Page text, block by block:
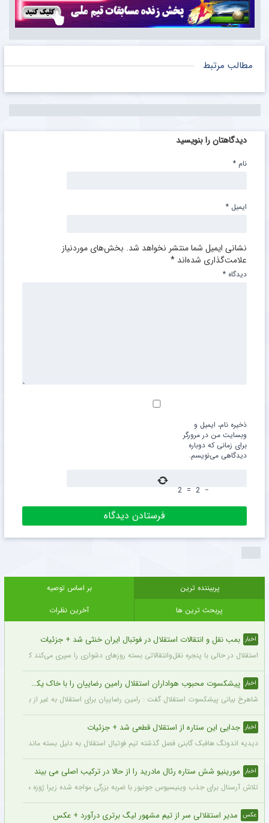
مطالب مرتبط
دیدگاهتان را بنویسید
نشانی ایمیل شما منتشر نخواهد شد. بخش‌های موردنیاز
علامت‌گذاری شده‌اند *
دیدگاه *
نام *
ایمیل *
ذخیره نام، ایمیل و
وبسایت من در مرورگر
برای زمانی که دوباره
دیدگاهی می‌نویسم.
−
2
=
2
پربیننده ترین
بر اساس توصیه
پربحث ترین ها
آخرین نظرات
اخبار بمب نقل و انتقالات استقلال در فوتبال ایران خنثی شد + جزئیات
استقلال در حالی با پنجره نقل‌وانتقالاتی بسته روزهای دشواری را سپری می‌کند که در
اخبار پیشکسوت محبوب هواداران استقلال رامین رضاییان را با خاک یکسان کرد + جزئیات
شاهرخ بیانی پیشکسوت استقلال گفت : رامین رضاییان برای استقلال به غیر از بازار
اخبار جدایی این ستاره از استقلال قطعی شد + جزئیات
دیدیه اندونگ هافبک گابنی فصل گذشته تیم فوتبال استقلال به دلیل بسته ماندن پنجره
اخبار مورینیو شش ستاره رئال مادرید را از حالا در ترکیب اصلی می بیند
تلاش آرسنال برای جذب وینیسیوس جونیور با ضربه بزرگی مواجه شده زیرا ژوزه مورینیو او را یک
عکس مدیر استقلالی سر از تیم مشهور لیگ برتری درآورد + عکس